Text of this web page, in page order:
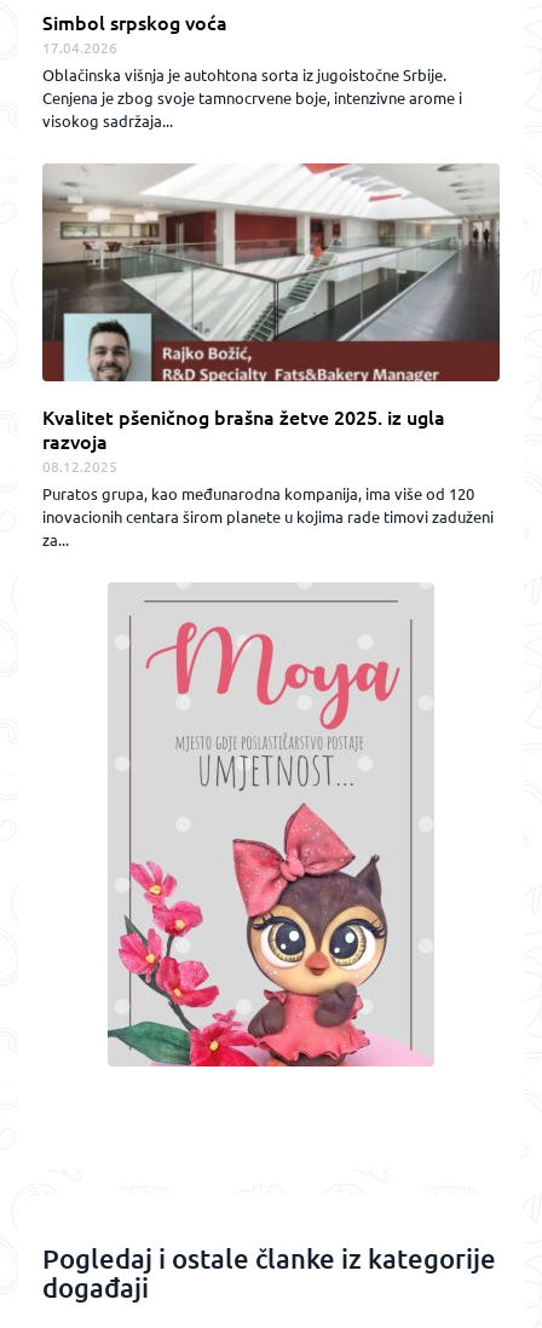
Simbol srpskog voća
17.04.2026
Oblačinska višnja je autohtona sorta iz jugoistočne Srbije.
Cenjena je zbog svoje tamnocrvene boje, intenzivne arome i
visokog sadržaja...
Kvalitet pšeničnog brašna žetve 2025. iz ugla
razvoja
08.12.2025
Puratos grupa, kao međunarodna kompanija, ima više od 120
inovacionih centara širom planete u kojima rade timovi zaduženi
za...
Pogledaj i ostale članke iz kategorije
događaji